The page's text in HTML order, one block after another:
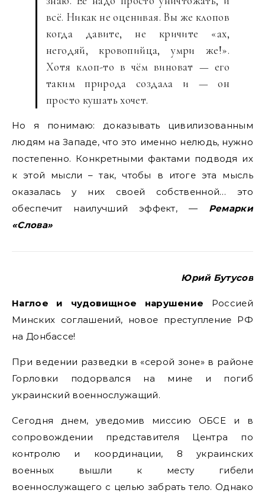
всё. Никак не оценивая. Вы же клопов
когда давите, не кричите «ах,
негодяй, кровопийца, умри же!».
Хотя клоп-то в чём виноват — его
таким природа создала и — он
просто кушать хочет.
Но я понимаю: доказывать цивилизованным
людям на Западе, что это именно нелюдь, нужно
постепенно. Конкретными фактами подводя их
к этой мысли – так, чтобы в итоге эта мысль
оказалась у них своей собственной… это
обеспечит наилучший эффект, — Ремарки
«Слова»
Юрий Бутусов
Наглое и чудовищное нарушение Россией
Минских соглашений, новое преступление РФ
на Донбассе!
При ведении разведки в «серой зоне» в районе
Горловки подорвался на мине и погиб
украинский военнослужащий.
Сегодня днем, уведомив миссию ОБСЕ и в
сопровождении представителя Центра по
контролю и координации, 8 украинских
военных вышли к месту гибели
военнослужащего с целью забрать тело. Однако